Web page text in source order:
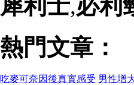
犀利士,必利
熱門文章：
吃麥可奈因後真實感受 男性增